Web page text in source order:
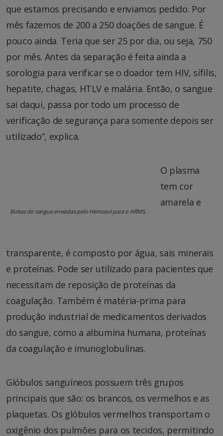
que estamos precisando e enviamos pedido. Por
mês fazemos de 200 a 250 doações de sangue. É
pouco ainda. Teria que ser 25 por dia, ou seja, 750
por mês. Antes da separação é feita ainda a
sorologia para verificar se o doador tem HIV, sífilis,
hepatite, chagas, HTLV e malária. Então, o sangue
sai daqui, passa por todo um processo de
verificação de segurança para somente depois ser
utilizado”, explica.
Bolsas de sangue enviadas pelo Hemosul para o HRMS.
O plasma
tem cor
amarela e
transparente, é composto por água, sais minerais
e proteínas. Pode ser utilizado para pacientes que
necessitam de reposição de proteínas da
coagulação. Também é matéria-prima para
produção industrial de medicamentos derivados
do sangue, como a albumina humana, proteínas
da coagulação e imunoglobulinas.
Glóbulos sanguíneos possuem três grupos
principais que são: os brancos, os vermelhos e as
plaquetas. Os glóbulos vermelhos transportam o
oxigênio dos pulmões para os tecidos, permitindo